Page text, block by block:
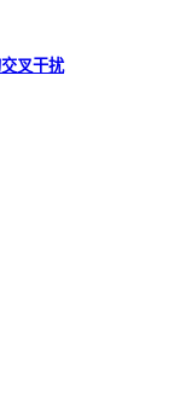
叉干扰